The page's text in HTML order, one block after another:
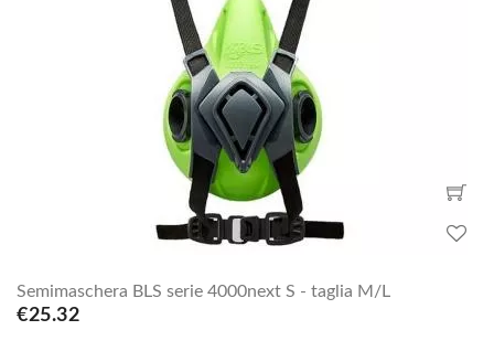
Semimaschera BLS serie 4000next S - taglia M/L
€25.32